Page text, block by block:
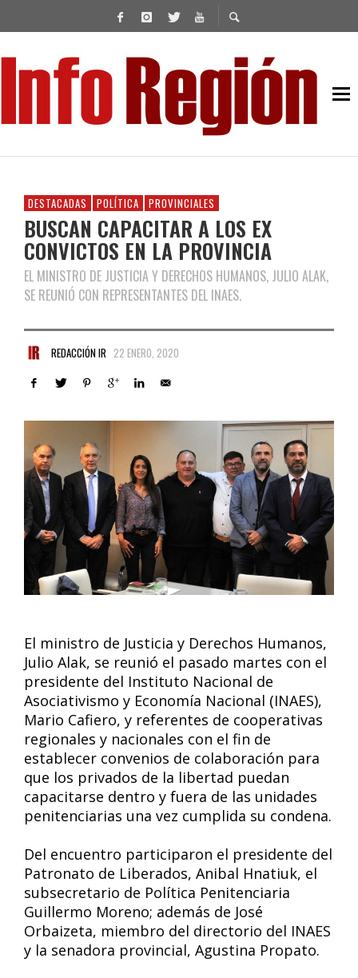
DESTACADAS POLÍTICA PROVINCIALES
BUSCAN CAPACITAR A LOS EX
CONVICTOS EN LA PROVINCIA
EL MINISTRO DE JUSTICIA Y DERECHOS HUMANOS, JULIO ALAK,
SE REUNIÓ CON REPRESENTANTES DEL INAES.
REDACCIÓN IR 22 ENERO, 2020
El ministro de Justicia y Derechos Humanos,
Julio Alak, se reunió el pasado martes con el
presidente del Instituto Nacional de
Asociativismo y Economía Nacional (INAES),
Mario Cafiero, y referentes de cooperativas
regionales y nacionales con el fin de
establecer convenios de colaboración para
que los privados de la libertad puedan
capacitarse dentro y fuera de las unidades
penitenciarias una vez cumplida su condena.
Del encuentro participaron el presidente del
Patronato de Liberados, Anibal Hnatiuk, el
subsecretario de Política Penitenciaria
Guillermo Moreno; además de José
Orbaizeta, miembro del directorio del INAES
y la senadora provincial, Agustina Propato.